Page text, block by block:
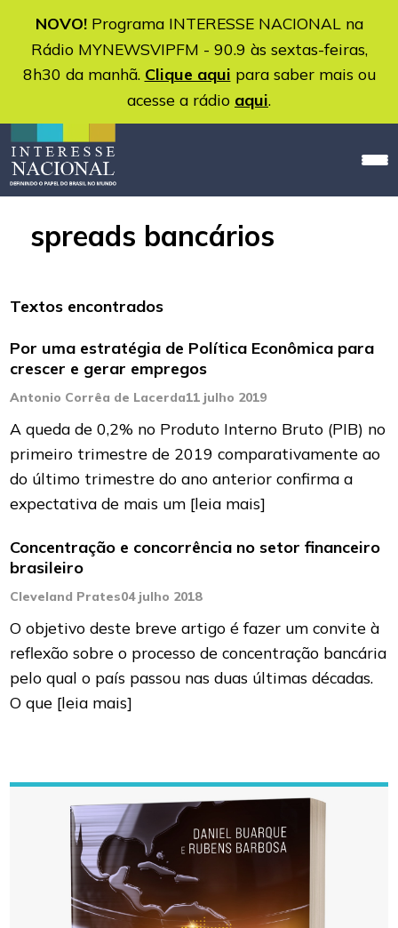
NOVO!Programa INTERESSE NACIONAL na
Rádio MYNEWSVIPFM - 90.9 às sextas-feiras,
8h30 da manhã. Clique aqui para saber mais ou
acesse a rádio aqui.
spreads bancários
Textos encontrados
Por uma estratégia de Política Econômica para
crescer e gerar empregos
Antonio Corrêa de Lacerda11 julho 2019
A queda de 0,2% no Produto Interno Bruto (PIB) no
primeiro trimestre de 2019 comparativamente ao
do último trimestre do ano anterior confirma a
expectativa de mais um [leia mais]
Concentração e concorrência no setor financeiro
brasileiro
Cleveland Prates04 julho 2018
O objetivo deste breve artigo é fazer um convite à
reflexão sobre o processo de concentração bancária
pelo qual o país passou nas duas últimas décadas.
O que [leia mais]